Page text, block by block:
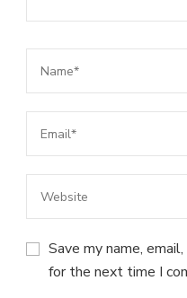
Save my name,
for the next time I